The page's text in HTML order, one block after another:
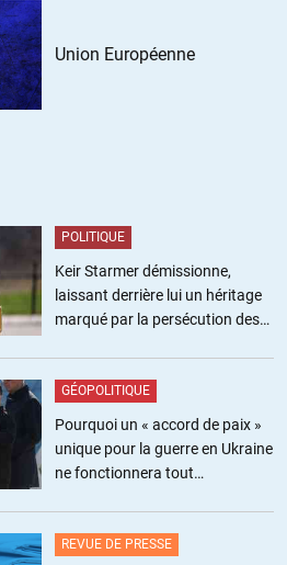
Union Européenne
POLITIQUE
Keir Starmer démissionne,
laissant derrière lui un héritage
marqué par la persécution des
GÉOPOLITIQUE
Pourquoi un « accord de paix »
unique pour la guerre en Ukraine
ne fonctionnera tout
REVUE DE PRESSE